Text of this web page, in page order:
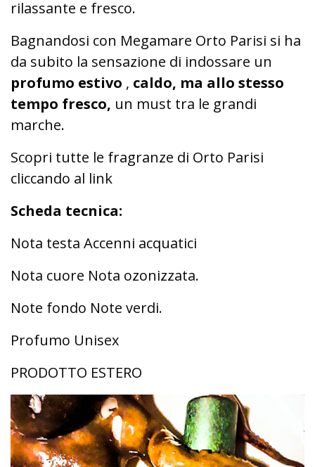
rilassante e fresco.
Bagnandosi con Megamare Orto Parisi si ha
da subito la sensazione di indossare un
profumo estivo , caldo, ma allo stesso
tempo fresco, un must tra le grandi
marche.
Scopri tutte le fragranze di Orto Parisi
cliccando al link
Scheda tecnica:
Nota testa Accenni acquatici
Nota cuore Nota ozonizzata.
Note fondo Note verdi.
Profumo Unisex
PRODOTTO ESTERO